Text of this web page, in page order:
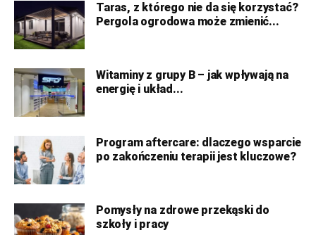
Taras, z którego nie da się korzystać?
Pergola ogrodowa może zmienić...
Witaminy z grupy B – jak wpływają na
energię i układ...
Program aftercare: dlaczego wsparcie
po zakończeniu terapii jest kluczowe?
Pomysły na zdrowe przekąski do
szkoły i pracy